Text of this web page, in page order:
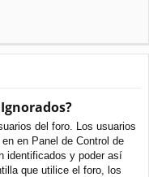
del foro. Los usuarios
en Panel de Control de
identificados y poder así
que utilice el foro, los